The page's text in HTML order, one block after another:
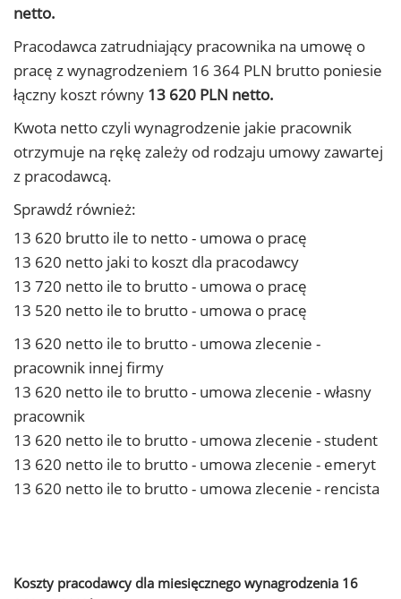
netto.
Pracodawca zatrudniający pracownika na umowę o
pracę z wynagrodzeniem 16 364 PLN brutto poniesie
łączny koszt równy 13 620 PLN netto.
Kwota netto czyli wynagrodzenie jakie pracownik
otrzymuje na rękę zależy od rodzaju umowy zawartej
z pracodawcą.
Sprawdź również:
13 620 brutto ile to netto - umowa o pracę
13 620 netto jaki to koszt dla pracodawcy
13 720 netto ile to brutto - umowa o pracę
13 520 netto ile to brutto - umowa o pracę
13 620 netto ile to brutto - umowa zlecenie -
pracownik innej firmy
13 620 netto ile to brutto - umowa zlecenie - własny
pracownik
13 620 netto ile to brutto - umowa zlecenie - student
13 620 netto ile to brutto - umowa zlecenie - emeryt
13 620 netto ile to brutto - umowa zlecenie - rencista
Koszty pracodawcy dla miesięcznego wynagrodzenia 16